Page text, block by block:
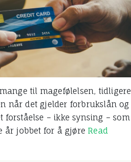
til magefølelsen, tidligere
når det gjelder forbrukslån og
– ikke synsing – som
år jobbet for å gjøreRead